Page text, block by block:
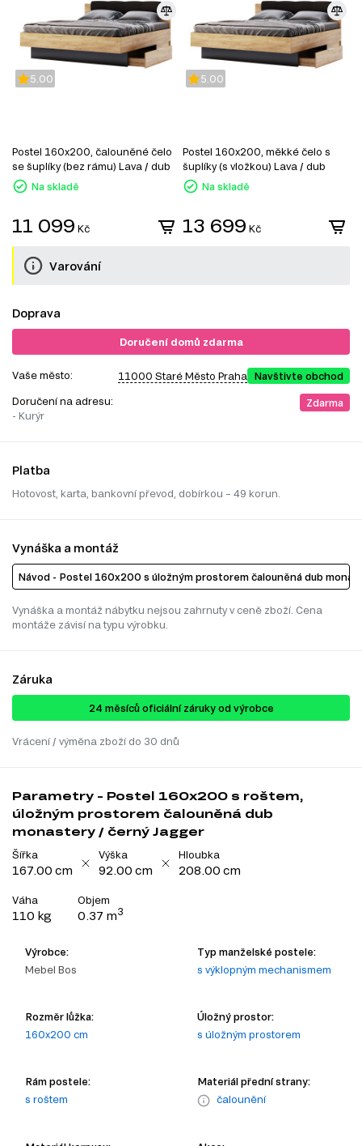
5.00
Postel 160x200, čalouněné čelo
se šuplíky (bez rámu) Lava / dub
kraft Luna
Na skladě
11 099 Kč
5.00
Postel 160x200, měkké čelo s
šuplíky (s vložkou) Lava / dub
kraft Luna
Na skladě
13 699 Kč
Varování
Doprava
Doručení domů zdarma
Vaše město: 11000 Staré Město Praha Navštivte obchod
Doručení na adresu:
- Kurýr
Zdarma
Platba
Hotovost, karta, bankovní převod, dobírkou – 49 korun.
Vynáška a montáž
Návod - Postel 160x200 s úložným prostorem čalouněná dub
Vynáška a montáž nábytku nejsou zahrnuty v ceně zboží. Cena
montáže závisí na typu výrobku.
Záruka
24 ​​​​měsíců oficiální záruky od výrobce
Vrácení / výměna zboží do 30 dnů
Parametry - Postel 160x200 s roštem,
úložným prostorem čalouněná dub
monastery / černý Jagger
Šířka
167.00 cm
Výška
92.00 cm
Hloubka
208.00 cm
Váha
110 kg
Objem
0.37 m3
Výrobce:
Mebel Bos
Typ manželské postele:
s výklopným mechanismem
Rozměr lůžka:
160x200 cm
Úložný prostor:
s úložným prostorem
Rám postele:
s roštem
Materiál přední strany:
čalounění